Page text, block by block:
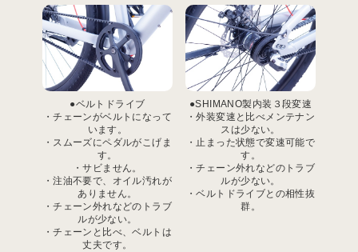
●ベルトドライブ
・チェーンがベルトになって
います。
・スムーズにペダルがこげま
す。
・サビません。
・注油不要で、オイル汚れが
ありません。
・チェーン外れなどのトラブ
ルが少ない。
・チェーンと比べ、ベルトは
丈夫です。
●SHIMANO製内装３段変速
・外装変速と比べメンテナン
スは少ない。
・止まった状態で変速可能で
す。
・チェーン外れなどのトラブ
ルが少ない。
・ベルトドライブとの相性抜
群。